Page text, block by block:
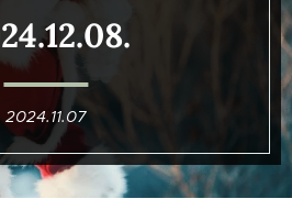
2024.11.07